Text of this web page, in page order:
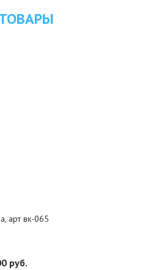
арт вк-065
руб.